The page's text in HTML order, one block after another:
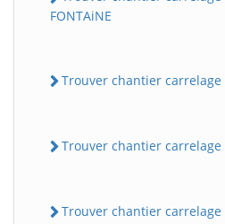
FONTAiNE
Trouver chantier carrelage
Trouver chantier carrelage
Trouver chantier carrelage